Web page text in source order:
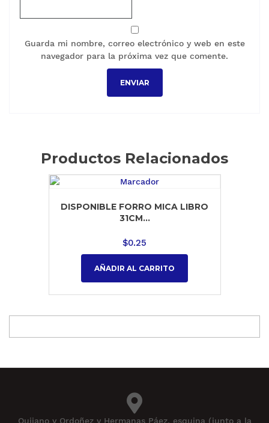
Guarda mi nombre, correo electrónico y web en este
navegador para la próxima vez que comente.
Productos Relacionados
DISPONIBLE FORRO MICA LIBRO
31CM...
$0.25
AÑADIR AL CARRITO
Quijano y Ordoñez y Hermanas Páez, esquina (junto a la